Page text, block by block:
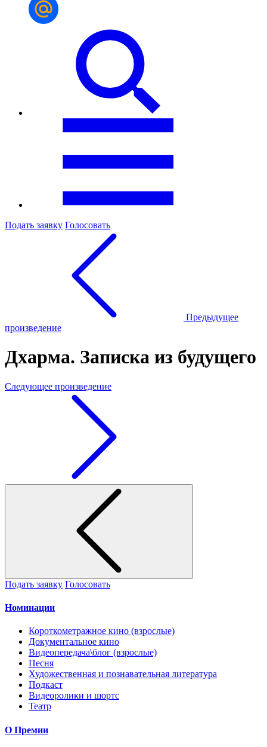
Подать заявку Голосовать
Предыдущее
произведение
Дхарма. Записка из будущего
Следующее произведение
Подать заявку Голосовать
Номинации
Короткометражное кино (взрослые)
Документальное кино
Видеопередача\блог (взрослые)
Песня
Художественная и познавательная литература
Подкаст
Видеоролики и шортс
Театр
О Премии